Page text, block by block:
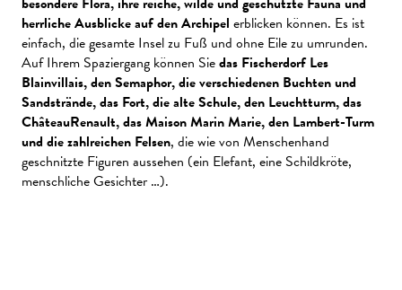
herrliche Ausblicke auf den Archipel erblicken können. Es ist
einfach, die gesamte Insel zu Fuß und ohne Eile zu umrunden.
Auf Ihrem Spaziergang können Siedas Fischerdorf Les
Blainvillais, den Semaphor, die verschiedenen Buchten und
Sandstrände, das Fort, die alte Schule, den Leuchtturm, das
ChâteauRenault, das Maison Marin Marie, den Lambert-Turm
und die zahlreichen Felsen, die wie von Menschenhand
geschnitzte Figuren aussehen (ein Elefant, eine Schildkröte,
menschliche Gesichter …).